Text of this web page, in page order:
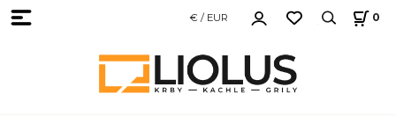
€ / EUR 0